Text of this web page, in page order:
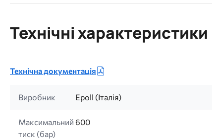
Технічні характеристики
Технічна документація
Виробник Epoll (Італія)
Максимальний
тиск (бар)
600